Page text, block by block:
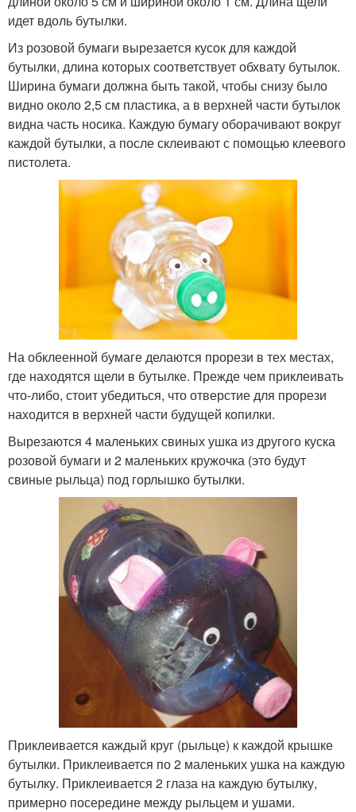
идет вдоль бутылки.
Из розовой бумаги вырезается кусок для каждой
бутылки, длина которых соответствует обхвату бутылок.
Ширина бумаги должна быть такой, чтобы снизу было
видно около 2,5 см пластика, а в верхней части бутылок
видна часть носика. Каждую бумагу оборачивают вокруг
каждой бутылки, а после склеивают с помощью клеевого
пистолета.
На обклеенной бумаге делаются прорези в тех местах,
где находятся щели в бутылке. Прежде чем приклеивать
что-либо, стоит убедиться, что отверстие для прорези
находится в верхней части будущей копилки.
Вырезаются 4 маленьких свиных ушка из другого куска
розовой бумаги и 2 маленьких кружочка (это будут
свиные рыльца) под горлышко бутылки.
Приклеивается каждый круг (рыльце) к каждой крышке
бутылки. Приклеивается по 2 маленьких ушка на каждую
бутылку. Приклеивается 2 глаза на каждую бутылку,
примерно посередине между рыльцем и ушами.